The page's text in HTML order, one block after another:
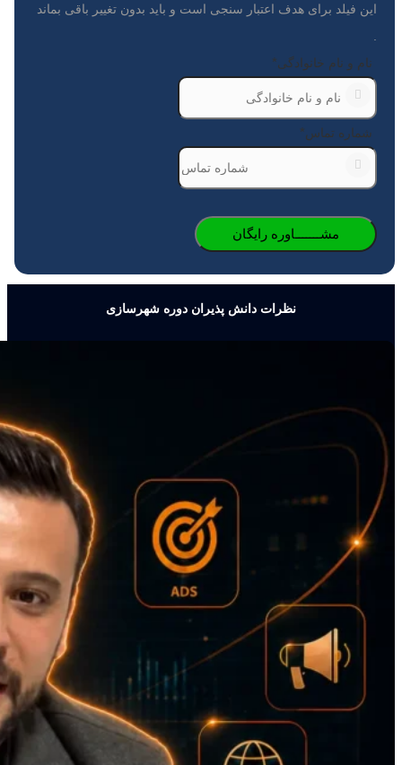
این فیلد برای هدف اعتبار سنجی است و باید بدون تغییر باقی بماند
نام و نام خانوادگی*
شماره تماس*
نظرات دانش پذیران دوره شهرسازی